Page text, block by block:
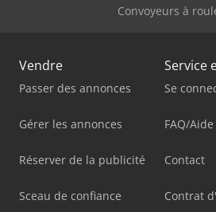
Convoyeurs à
Vendre
Passer des annonces
Gérer les annonces
Réserver de la publicité
Sceau de confiance
Service
Se
FAQ/Aide
Contact
Contrat